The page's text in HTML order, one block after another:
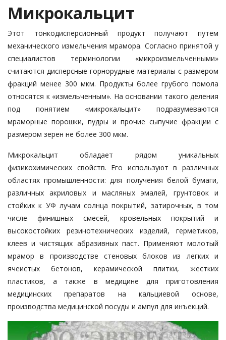
Микрокальцит
Этот тонкодисперсионный продукт получают путем
механического измельчения мрамора. Согласно принятой у
специалистов терминологии «микроизмельченными»
считаются дисперсные горнорудные материалы с размером
фракций менее 300 мкм. Продукты более грубого помола
относятся к «измельченным». На основании такого деления
под понятием «микрокальцит» подразумеваются
мраморные порошки, пудры и прочие сыпучие фракции с
размером зерен не более 300 мкм.
Микрокальцит обладает рядом уникальных
физикохимических свойств. Его используют в различных
областях промышленности: для получения белой бумаги,
различных акриловых и масляных эмалей, грунтовок и
стойких к УФ лучам солнца покрытий, затирочных, в том
числе финишных смесей, кровельных покрытий и
высокостойких резинотехнических изделий, герметиков,
клеев и чистящих абразивных паст. Применяют молотый
мрамор в производстве стеновых блоков из легких и
ячеистых бетонов, керамической плитки, жестких
пластиков, а также в медицине для приготовления
медицинских препаратов на кальциевой основе,
производства медицинской посуды и ампул для инъекций.